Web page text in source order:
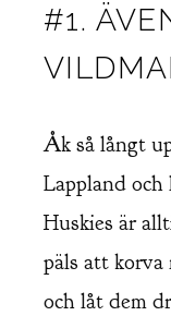
#1.
Åk så långt
Lappland och
Huskies är
päls att korva
och låt dem